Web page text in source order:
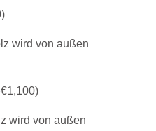
)
wird von außen
€1,100)
wird von außen